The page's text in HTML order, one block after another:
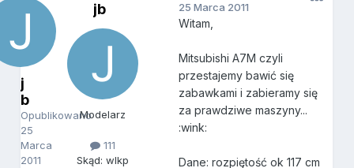
j
b
Opublikowano
25
Marca
2011
jb
Modelarz
111
Skąd: wlkp
25 Marca 2011
Witam,
Mitsubishi A7M czyli
przestajemy bawić się
zabawkami i zabieramy się
za prawdziwe maszyny...
:wink:
Dane: rozpiętość ok 117 cm